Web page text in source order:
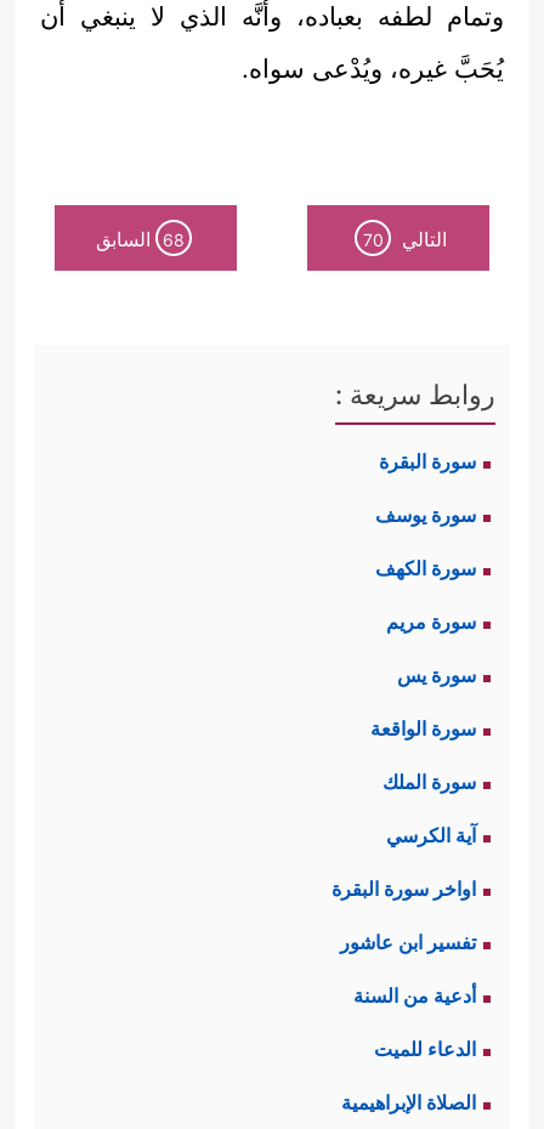
وتمام لطفه بعباده، وأنَّه الذي لا ينبغي أن
يُحَبَّ غيره، ويُدْعى سواه.
التالي 70
68 السابق
روابط سريعة :
سورة البقرة
سورة يوسف
سورة الكهف
سورة مريم
سورة يس
سورة الواقعة
سورة الملك
آية الكرسي
اواخر سورة البقرة
تفسير ابن عاشور
أدعية من السنة
الدعاء للميت
الصلاة الإبراهيمية